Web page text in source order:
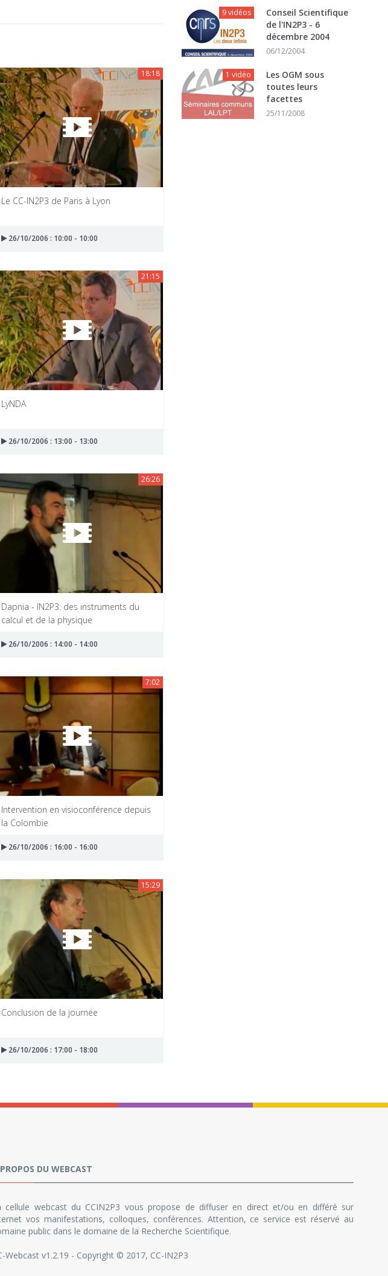
18:18
Le CC-IN2P3 de Paris à Lyon
26/10/2006 : 10:00 - 10:00
21:15
LyNDA
26/10/2006 : 13:00 - 13:00
26:26
Dapnia - IN2P3: des instruments du
calcul et de la physique
26/10/2006 : 14:00 - 14:00
7:02
Intervention en visioconférence depuis
la Colombie
26/10/2006 : 16:00 - 16:00
15:29
Conclusion de la journée
26/10/2006 : 17:00 - 18:00
9 vidéos
Conseil Scientifique
de l'IN2P3 - 6
décembre 2004
06/12/2004
1 vidéo
Les OGM sous
toutes leurs
facettes
25/11/2008
DU WEBCAST
cellule webcast du CCIN2P3 vous propose de diffuser en direct et/ou en différé sur
vos manifestations, colloques, conférences. Attention, ce service est réservé au
public dans le domaine de la Recherche Scientifique.
Webcast v1.2.19 - Copyright © 2017, CC-IN2P3